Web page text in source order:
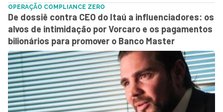
OPERAÇÃO COMPLIANCE ZERO
De dossiê contra CEO do Itaú a influenciadores: os
alvos de intimidação por Vorcaro e os pagamentos
bilionários para promover o Banco Master